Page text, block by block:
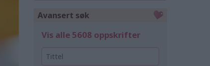
Avansert søk
Vis alle 5608 oppskrifter